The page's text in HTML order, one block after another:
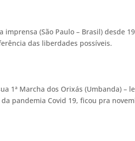
(São Paulo – Brasil) desde
das liberdades possíveis.
1ª Marcha dos Orixás (Umbanda) –
pandemia Covid 19, ficou pra